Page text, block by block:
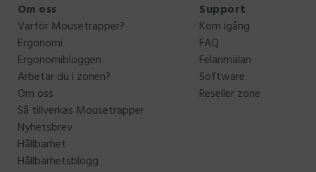
Om oss
Varför Mousetrapper?
Ergonomi
Ergonomibloggen
Arbetar du i zonen?
Om oss
Så tillverkas Mousetrapper
Nyhetsbrev
Hållbarhet
Hållbarhetsblogg
Support
Kom igång
FAQ
Felanmälan
Software
Reseller zone